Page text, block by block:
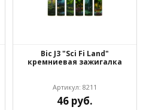
Bic J3 "Sci Fi Land"
кремниевая зажигалка
Артикул: 8211
46 руб.